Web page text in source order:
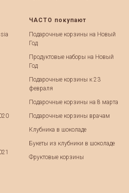
ЧАСТО покупают
Подарочные корзины на Новый
Год
Продуктовые наборы на Новый
Год
Подарочные корзины к 23
февраля
Подарочные корзины на 8 марта
Подарочные корзины врачам
Клубника в шоколаде
Букеты из клубники в шоколаде
Фруктовые корзины